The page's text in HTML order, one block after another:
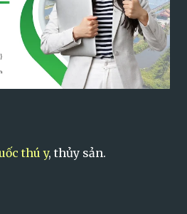
thú y, thủy sản.